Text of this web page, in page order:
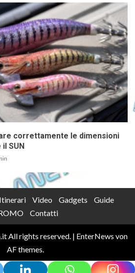
correttamente le dimensioni
il SUN
Itinerari Video Gadgets
Guide
Contatti
All rights reserved. | EnterNews von
AF themes.